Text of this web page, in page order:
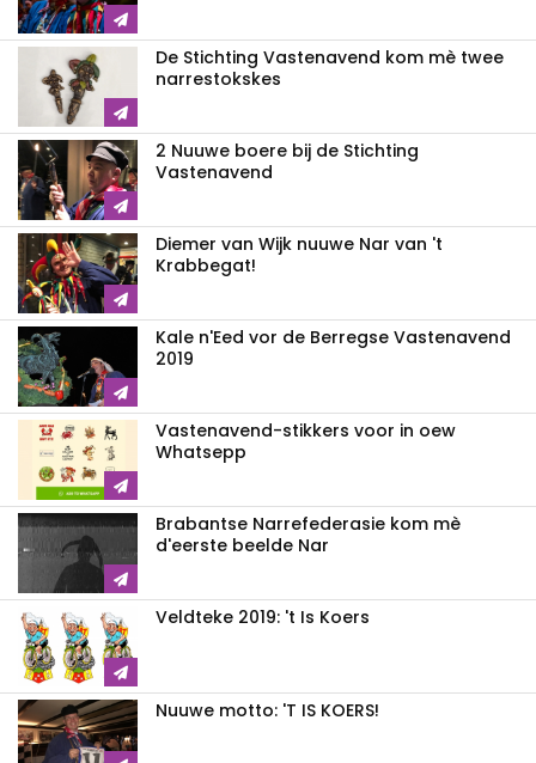
De Stichting Vastenavend kom mè twee
narrestokskes
2 Nuuwe boere bij de Stichting
Vastenavend
Diemer van Wijk nuuwe Nar van 't
Krabbegat!
Kale n'Eed vor de Berregse Vastenavend
2019
Vastenavend-stikkers voor in oew
Whatsepp
Brabantse Narrefederasie kom mè
d'eerste beelde Nar
Veldteke 2019: 't Is Koers
Nuuwe motto: 'T IS KOERS!